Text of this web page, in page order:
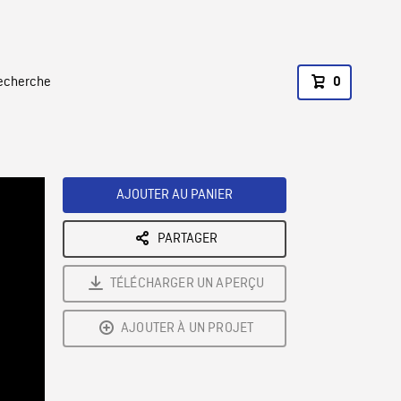
0
AJOUTER AU PANIER
PARTAGER
TÉLÉCHARGER UN APERÇU
AJOUTER À UN PROJET